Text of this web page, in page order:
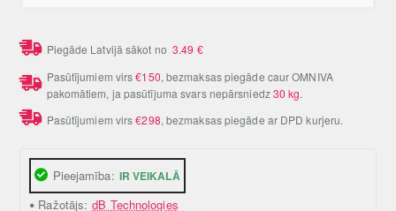
Pieejamība: IR VEIKALĀ
Ražotājs: dB Technologies
Piegāde Latvijā sākot no3.49 €
Pasūtījumiem virs€150, bezmaksas piegāde caur OMNIVA
pakomātiem, ja pasūtījuma svars nepārsniedz30 kg.
Pasūtījumiem virs€298, bezmaksas piegāde ar DPD kurjeru.